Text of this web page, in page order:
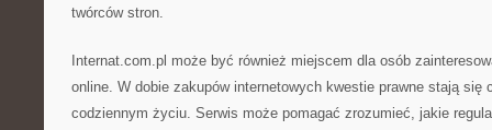
twórców stron.
Internat.com.pl może być również miejscem dla osób
online. W dobie zakupów internetowych kwestie prawne stają się
codziennym życiu. Serwis może pomagać zrozumieć, jakie